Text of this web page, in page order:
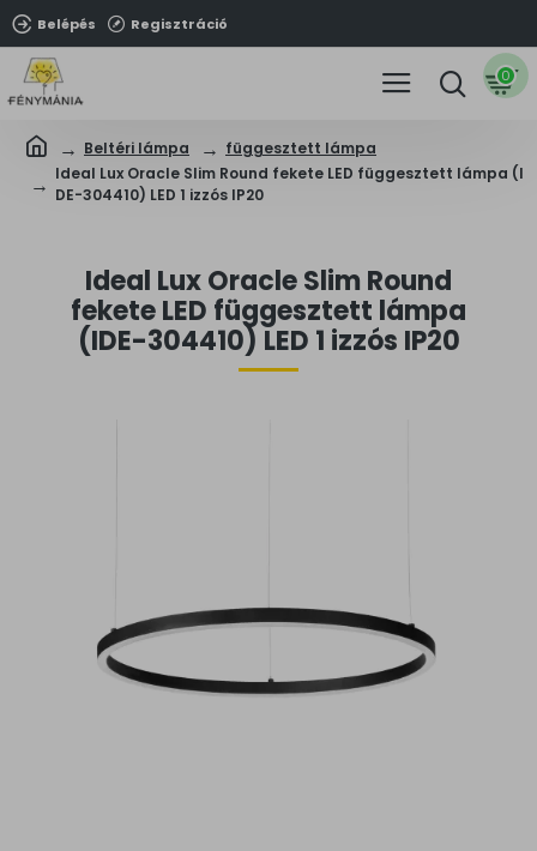
Belépés Regisztráció
0
Beltéri lámpa
függesztett lámpa
Ideal Lux Oracle Slim Round fekete LED függesztett lámpa (I
DE-304410) LED 1 izzós IP20
Ideal Lux Oracle Slim Round
fekete LED függesztett lámpa
(IDE-304410) LED 1 izzós IP20